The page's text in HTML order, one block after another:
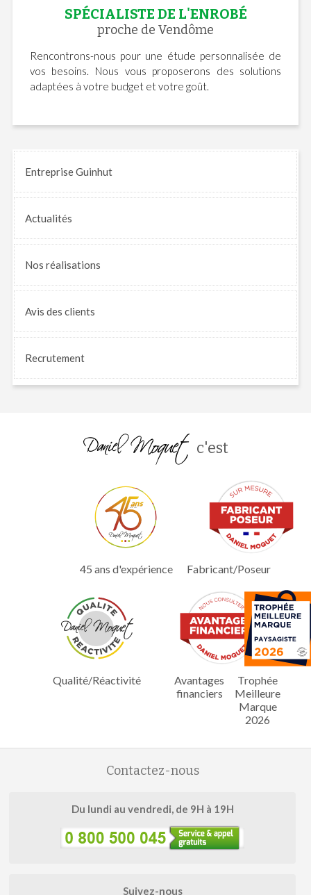
SPÉCIALISTE DE L'ENROBÉ
proche de Vendôme
Rencontrons-nous pour une étude personnalisée de
vos besoins. Nous vous proposerons des solutions
adaptées à votre budget et votre goût.
Entreprise Guinhut
Actualités
Nos réalisations
Avis des clients
Recrutement
c'est
45 ans d'expérience Fabricant/Poseur
Qualité/Réactivité
Avantages
financiers
Trophée
Meilleure
Marque
2026
Contactez-nous
Du lundi au vendredi, de 9H à 19H
Suivez-nous